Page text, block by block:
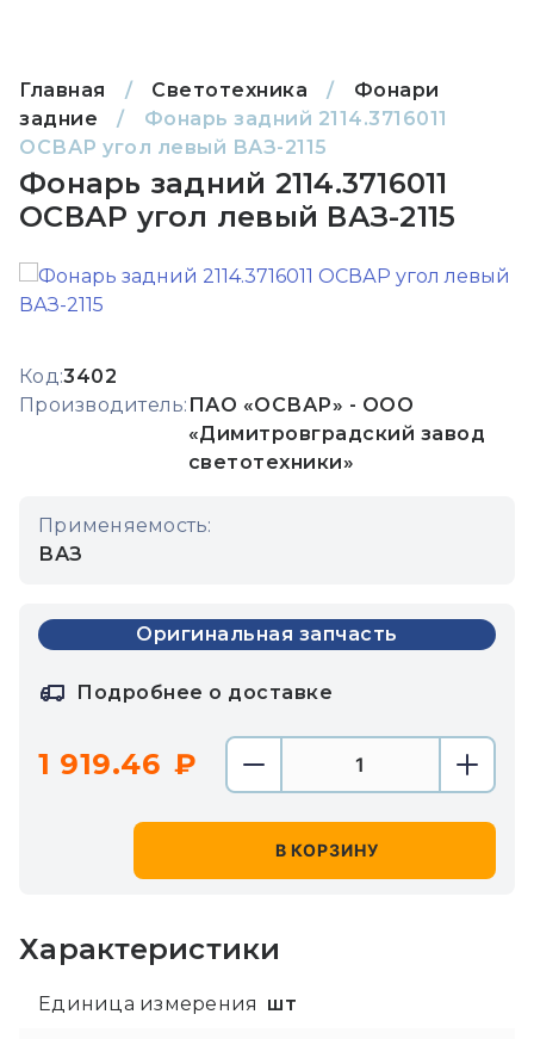
Главная / Светотехника /
Фонари
задние
/
Фонарь задний 2114.3716011
ОСВАР угол левый ВАЗ-2115
Фонарь задний 2114.3716011
ОСВАР угол левый ВАЗ-2115
Код:3402
Производитель: ПАО «ОСВАР» - ООО
«Димитровградский завод
светотехники»
Применяемость:
ВАЗ
Оригинальная запчасть
Подробнее о доставке
1 919.46
В КОРЗИНУ
Характеристики
Единица измерения шт